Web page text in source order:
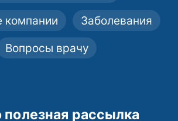
компании Заболевания
Вопросы врачу
полезная рассылка